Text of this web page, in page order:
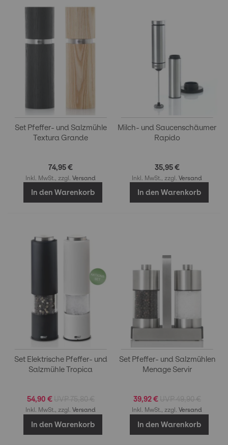
Set Pfeffer- und Salzmühle
Textura Grande
74,95 €
Inkl. MwSt., zzgl.Versand
In den Warenkorb
Milch- und Saucenschäumer
Rapido
35,95 €
Inkl. MwSt., zzgl.Versand
In den Warenkorb
Set Elektrische Pfeffer- und
Salzmühle Tropica
54,90 €
Inkl. MwSt., zzgl.Versand
In den Warenkorb
Set Pfeffer- und Salzmühlen
Menage Servir
39,92 €
Inkl. MwSt., zzgl.Versand
In den Warenkorb